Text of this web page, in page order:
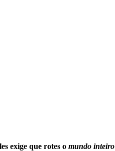
exige que rotes o mundo inteiro